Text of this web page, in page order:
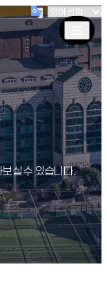
실 수 있습니다.